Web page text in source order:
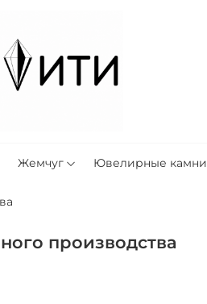
Жемчуг Ювелирные камни
производства